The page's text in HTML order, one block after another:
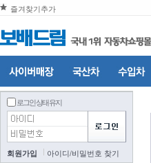
즐겨찾기추가
로그인 상태 유지
회원가입 아이디/비밀번호 찾기